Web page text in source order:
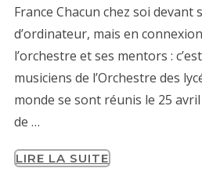
France Chacun chez soi devant
d’ordinateur, mais en
l’orchestre et ses mentors :
musiciens de l’Orchestre des
monde se sont réunis le 25
de …
LIRE LA SUITE